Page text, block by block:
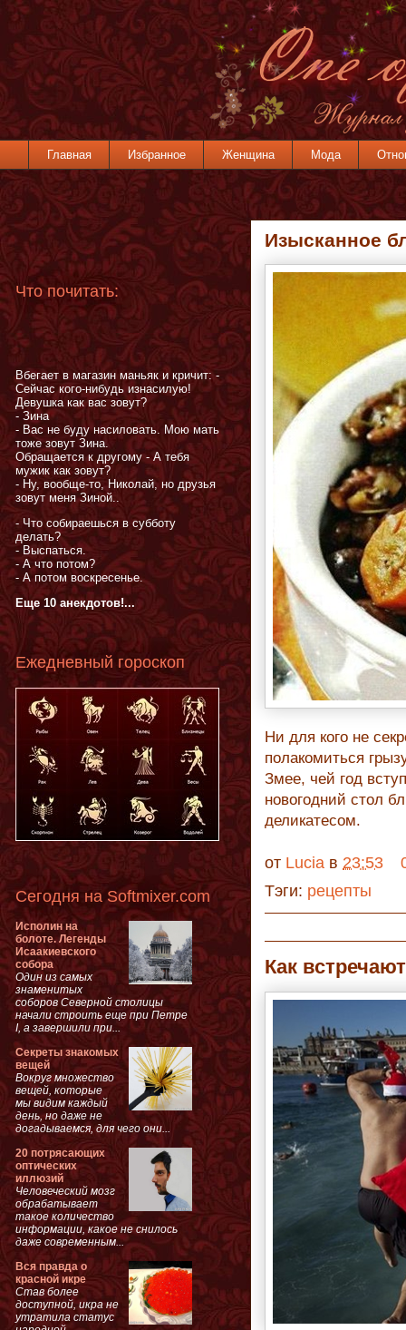
Главная Избранное Женщина Мода
Изысканное
Ни для кого не
полакомиться
Змее, чей год
новогодний стол
деликатесом.
от Lucia в 23:53
Тэги: рецепты
Как
Что почитать:
Вбегает в магазин маньяк и кричит: -
Сейчас кого-нибудь изнасилую!
Девушка как вас зовут?
- Зина
- Вас не буду насиловать. Мою мать
тоже зовут Зина.
Обращается к другому - А тебя
мужик как зовут?
- Ну, вообще-то, Николай, но друзья
зовут меня Зиной..
- Что собираешься в субботу
делать?
- Выспаться.
- А что потом?
- А потом воскресенье.
Еще 10 анекдотов!...
Ежедневный гороскоп
Сегодня на Softmixer.com
Исполин на
болоте. Легенды
Исаакиевского
собора
Один из самых
знаменитых
соборов Северной столицы
начали строить еще при Петре
I, а завершили при...
Секреты знакомых
вещей
Вокруг множество
вещей, которые
мы видим каждый
день, но даже не
догадываемся, для чего они...
20 потрясающих
оптических
иллюзий
Человеческий мозг
обрабатывает
такое количество
информации, какое не снилось
даже современным...
Вся правда о
красной икре
Став более
доступной, икра не
утратила статус